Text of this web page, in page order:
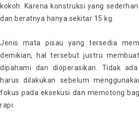
kokoh. Karena konstruksi yang
dan beratnya hanya sekitar 15 kg.
Jenis mata pisau yang tersedia
demikian, hal tersebut justru
dipahami dan dioperasikan. Tidak
harus dilakukan sebelum
fokus pada eksekusi dan memotong
rapi.